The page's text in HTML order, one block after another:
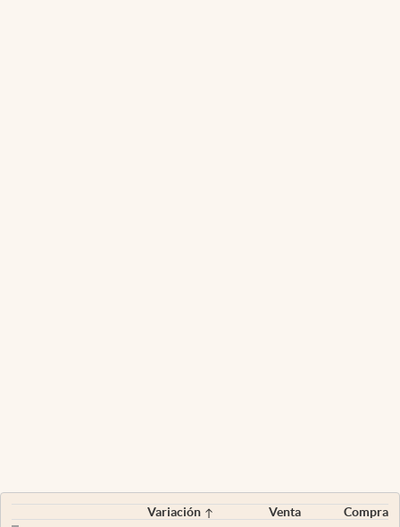
Variación Venta
Compra